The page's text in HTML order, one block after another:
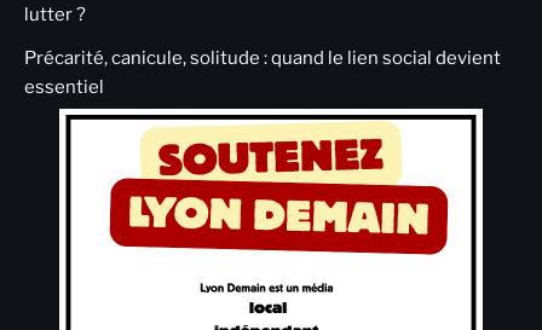
lutter ?
Précarité, canicule, solitude : quand le lien social devient
essentiel